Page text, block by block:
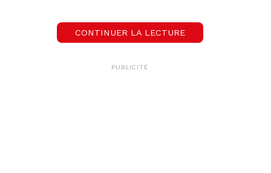
CONTINUER LA LECTURE
PUBLICITÉ